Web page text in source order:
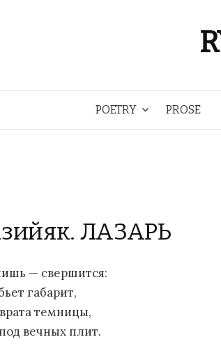
POETRY PROSE
ЛАЗАРЬ
— свершится:
габарит,
темницы,
вечных плит.